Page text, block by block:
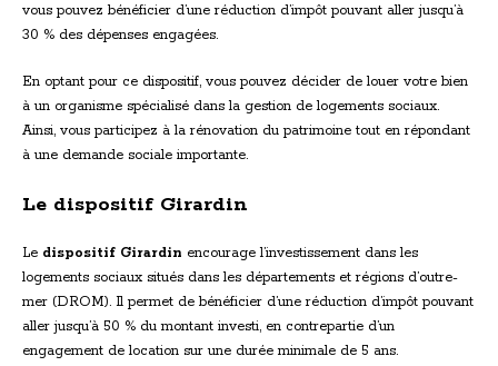
vous pouvez bénéficier d’une réduction d’impôt pouvant aller jusqu’à
30 % des dépenses engagées.
En optant pour ce dispositif, vous pouvez décider de louer votre bien
à un organisme spécialisé dans la gestion de logements sociaux.
Ainsi, vous participez à la rénovation du patrimoine tout en répondant
à une demande sociale importante.
Le dispositif Girardin
Le dispositif Girardin encourage l’investissement dans les
logements sociaux situés dans les départements et régions d’outre-
mer (DROM). Il permet de bénéficier d’une réduction d’impôt pouvant
aller jusqu’à 50 % du montant investi, en contrepartie d’un
engagement de location sur une durée minimale de 5 ans.